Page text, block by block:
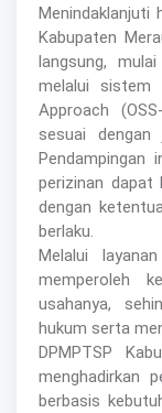
Menindaklanjuti
Kabupaten
langsung,
melalui sistem
Approach
sesuai dengan
Pendampingan
perizinan dapat
dengan
berlaku.
Melalui
memperoleh
usahanya,
hukum serta
DPMPTSP
menghadirkan
berbasis